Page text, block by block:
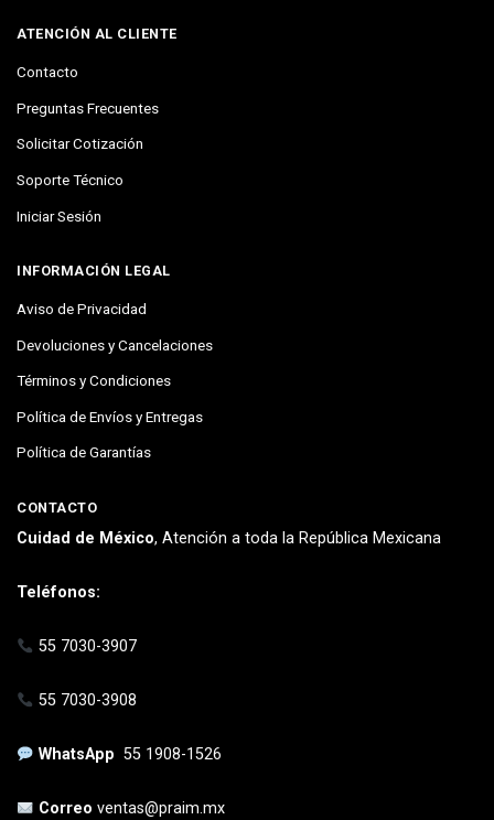
ATENCIÓN AL CLIENTE
Contacto
Preguntas Frecuentes
Solicitar Cotización
Soporte Técnico
Iniciar Sesión
INFORMACIÓN LEGAL
Aviso de Privacidad
Devoluciones y Cancelaciones
Términos y Condiciones
Política de Envíos y Entregas
Política de Garantías
CONTACTO
Cuidad de México, Atención a toda la República Mexicana
Teléfonos:
55 7030-3907
55 7030-3908
WhatsApp55 1908-1526
Correoventas@praim.mx